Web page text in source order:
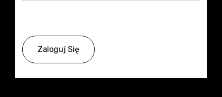
Zaloguj Się